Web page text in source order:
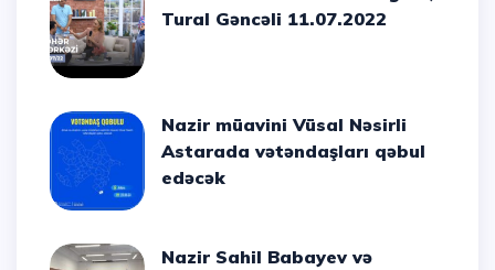
Tural Gəncəli 11.07.2022
Nazir müavini Vüsal Nəsirli
Astarada vətəndaşları qəbul
edəcək
Nazir Sahil Babayev və